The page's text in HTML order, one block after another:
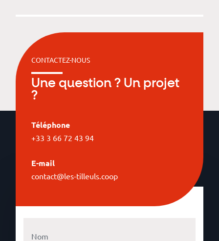
CONTACTEZ-NOUS
Une question ? Un projet
?
Téléphone
+33 3 66 72 43 94
E-mail
contact@les-tilleuls.coop